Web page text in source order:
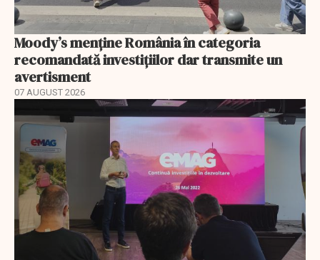
Moody’s menține România în categoria
recomandată investițiilor dar transmite un
avertisment
07 AUGUST 2026